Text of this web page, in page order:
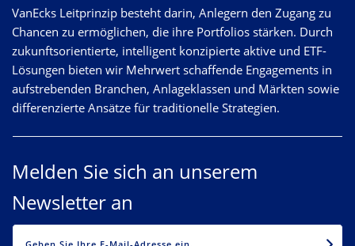
VanEcks Leitprinzip besteht darin, Anlegern den Zugang zu
Chancen zu ermöglichen, die ihre Portfolios stärken. Durch
zukunftsorientierte, intelligent konzipierte aktive und ETF-
Lösungen bieten wir Mehrwert schaffende Engagements in
aufstrebenden Branchen, Anlageklassen und Märkten sowie
differenzierte Ansätze für traditionelle Strategien.
Melden Sie sich an unserem
Newsletter an